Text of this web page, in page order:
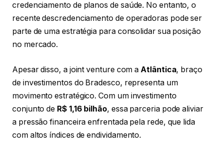
credenciamento de planos de saúde. No entanto, o
recente descredenciamento de operadoras pode ser
parte de uma estratégia para consolidar sua posição
no mercado.
Apesar disso, a joint venture com aAtlântica, braço
de investimentos do Bradesco, representa um
movimento estratégico. Com um investimento
conjunto de R$ 1,16 bilhão, essa parceria pode aliviar
a pressão financeira enfrentada pela rede, que lida
com altos índices de endividamento.